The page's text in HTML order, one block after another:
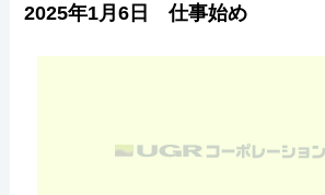
2025年1月6日 仕事始め